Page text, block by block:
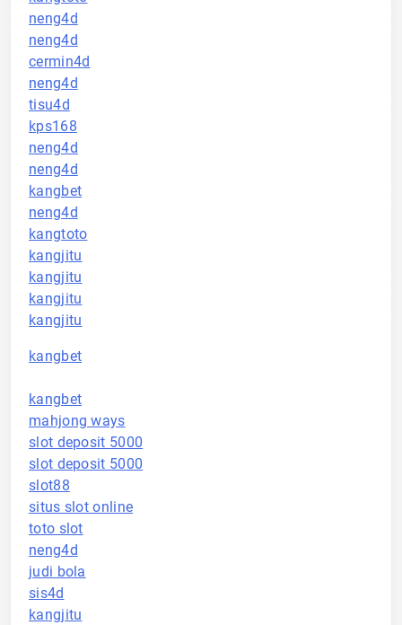
neng4d
neng4d
cermin4d
neng4d
tisu4d
kps168
neng4d
neng4d
kangbet
neng4d
kangtoto
kangjitu
kangjitu
kangjitu
kangjitu
kangbet
kangbet
mahjong ways
slot deposit 5000
slot deposit 5000
slot88
situs slot online
toto slot
neng4d
judi bola
sis4d
kangjitu